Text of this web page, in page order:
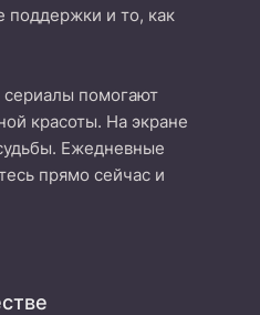
поддержки и то, как
сериалы помогают
красоты. На экране
Ежедневные
прямо сейчас и